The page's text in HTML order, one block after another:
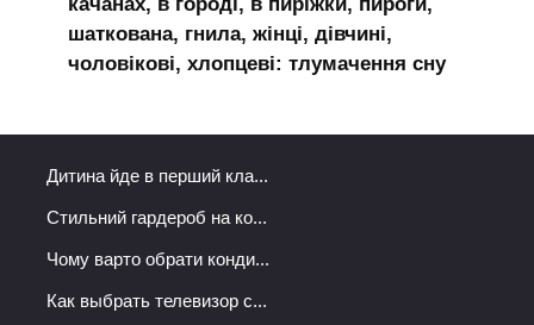
шаткована, гнила, жінці, дівчині,
чоловікові, хлопцеві: тлумачення сну
Дитина йде в перший кла...
Стильний гардероб на ко...
Чому варто обрати конди...
Как выбрать телевизор с...